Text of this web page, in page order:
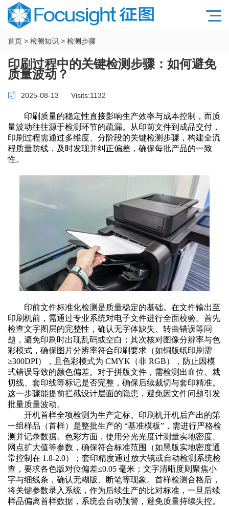
首页 > 检测知识 > 检测步骤
印刷过程中的关键检测步骤：如何避免
质量波动？​
2025-08-13 Visits:1132
印刷质量的稳定性直接影响生产效率与成本控制，而质
量波动往往源于检测环节的疏漏。从印前文件到成品交付，
印刷过程需通过多维度、分阶段的关键检测步骤，构建全流
程质量防线，及时发现并纠正偏差，确保每批产品的一致
性。
印前文件标准化检测是质量稳定的基础。在文件输出至
印刷机前，需通过专业系统对电子文件进行全面校验。首先
检查文字图层的完整性，确认无字体缺失、转曲错误等问
题，避免印刷时出现乱码或空白；其次核对图像分辨率与色
彩模式，确保图片分辨率符合印刷要求（如铜版纸印刷需
≥300DPI），且色彩模式为 CMYK（非 RGB），防止因模
式错误导致的颜色偏差。对于拼版文件，需检测出血位、裁
切线、套印线等标记是否完整，确保后续裁切与套印精准。
这一步骤能提前拦截设计层面的隐患，避免因文件问题引发
批量质量波动。
开机首样全项检测为生产定标。印刷机开机后产出的第
一组样品（首样）是整批生产的 “基准模板”，需进行严格检
测并记录数据。色彩方面，使用分光光度计测量实地密度、
网点扩大值等参数，确保符合标准范围（如黑版实地密度通
常控制在 1.8-2.0）；套印精度通过放大镜或自动检测系统检
查，要求各色版对位偏差≤0.05 毫米；文字清晰度则聚焦小
字与细线条，确认无糊版、断笔等现象。首样检测合格后，
将关键参数录入系统，作为后续生产的比对标准，一旦后续
样品偏离首样数据，系统会自动预警，避免质量持续失控。